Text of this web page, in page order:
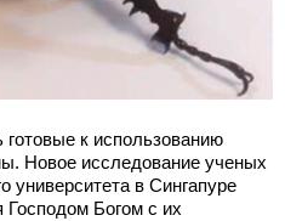
готовые к использованию
Новое исследование ученых
университета в Сингапуре
Господом Богом с их